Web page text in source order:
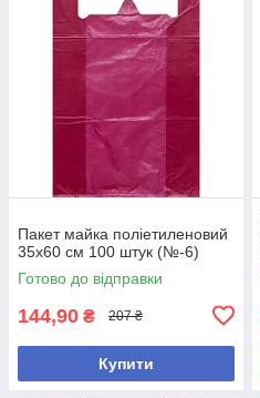
Пакет майка поліетиленовий
35х60 см 100 штук (№-6)
Готово до відправки
144,90 ₴ 207 ₴
Купити